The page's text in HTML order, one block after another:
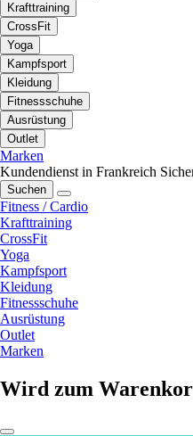
Krafttraining
CrossFit
Yoga
Kampfsport
Kleidung
Fitnessschuhe
Ausrüstung
Outlet
Marken
Kundendienst in Frankreich
Suchen
Fitness / Cardio
Krafttraining
CrossFit
Yoga
Kampfsport
Kleidung
Fitnessschuhe
Ausrüstung
Outlet
Marken
Wird zum